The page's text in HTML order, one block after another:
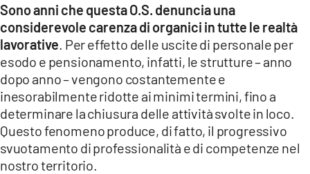
Sono anni che questa O.S. denuncia una
considerevole carenza di organici in tutte le realtà
lavorative Per effetto delle uscite di personale per
esodo e pensionamento, infatti, le strutture – anno
dopo anno – vengono costantemente e
inesorabilmente ridotte ai minimi termini, fino a
determinare la chiusura delle attività svolte in loco.
Questo fenomeno produce, di fatto, il progressivo
svuotamento di professionalità e di competenze nel
nostro territorio.